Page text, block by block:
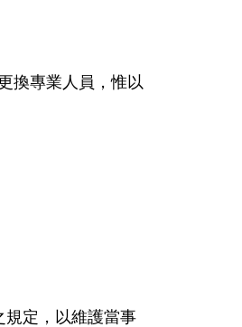
換專業人員，惟以
規定，以維護當事